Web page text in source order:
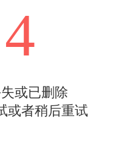
或已删除
或者稍后重试